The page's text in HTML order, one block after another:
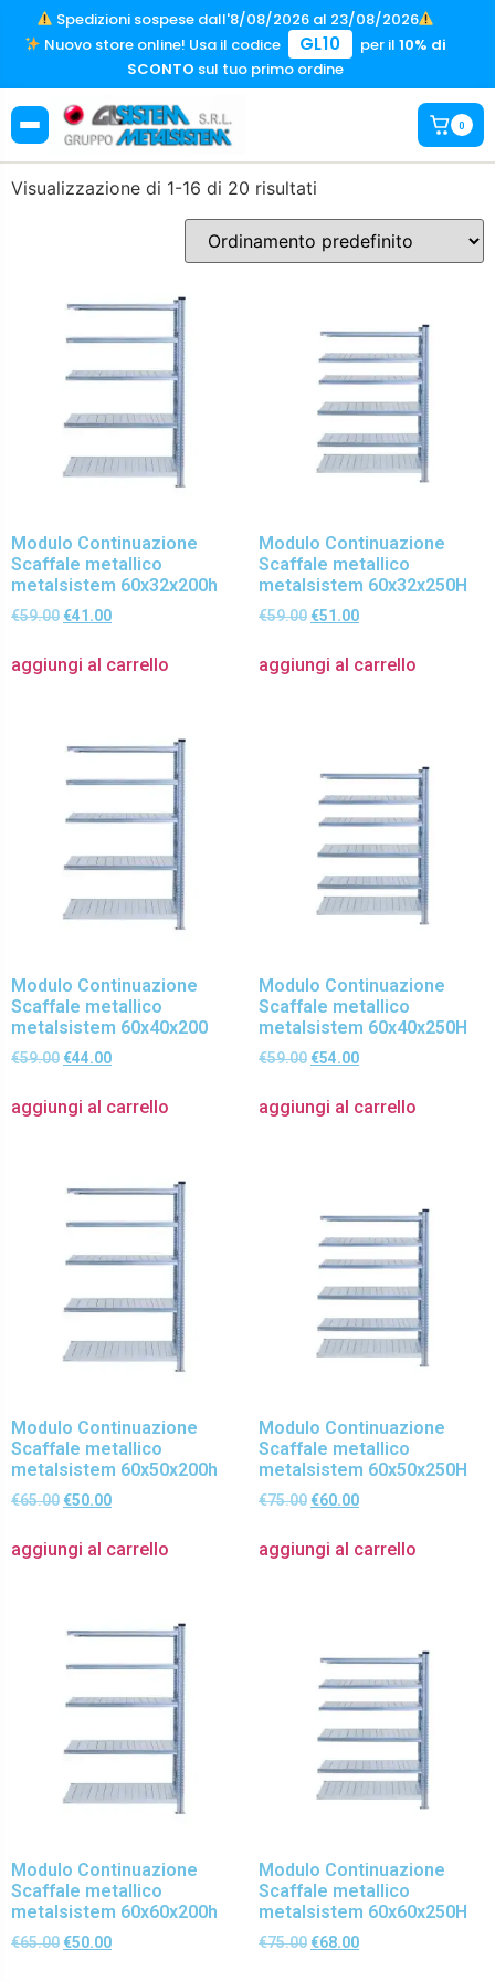
Spedizioni sospese dall'8/08/2026 al 23/08/2026
Nuovo store online! Usa il codice
GL10 per il10% di
SCONTO sul tuo primo ordine
0
Visualizzazione di 1-16 di 20 risultati
Modulo Continuazione
Scaffale metallico
metalsistem 60x32x200h
€59.00 €41.00
aggiungi al carrello
Modulo Continuazione
Scaffale metallico
metalsistem 60x32x250H
€59.00 €51.00
aggiungi al carrello
Modulo Continuazione
Scaffale metallico
metalsistem 60x40x200
€59.00 €44.00
aggiungi al carrello
Modulo Continuazione
Scaffale metallico
metalsistem 60x40x250H
€59.00 €54.00
aggiungi al carrello
Modulo Continuazione
Scaffale metallico
metalsistem 60x50x200h
€65.00 €50.00
aggiungi al carrello
Modulo Continuazione
Scaffale metallico
metalsistem 60x50x250H
€75.00 €60.00
aggiungi al carrello
Modulo Continuazione
Scaffale metallico
metalsistem 60x60x200h
€65.00 €50.00
Modulo Continuazione
Scaffale metallico
metalsistem 60x60x250H
€75.00 €68.00